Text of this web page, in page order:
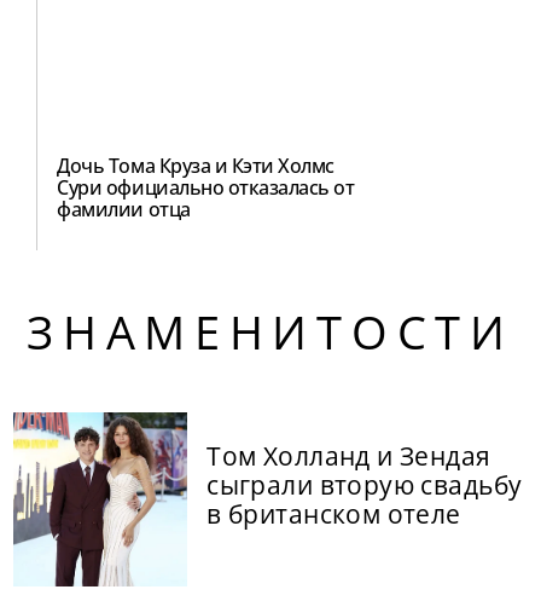
Дочь Тома Круза и Кэти Холмс
Сури официально отказалась от
фамилии отца
ЗНАМЕНИТОСТИ
Том Холланд и Зендая
сыграли вторую свадьбу
в британском отеле